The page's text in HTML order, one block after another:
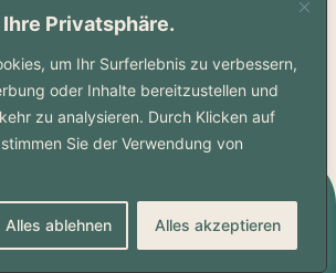
Privatsphäre.
um Ihr Surferlebnis zu verbessern,
oder Inhalte bereitzustellen und
zu analysieren. Durch Klicken auf
Sie der Verwendung von
Alles ablehnen Alles akzeptieren
Geschmack. Bis heute ist unser
ein Symbol für Leidenschaft,
die Liebe zur jüdischen Küche –
und unvergleichlich.